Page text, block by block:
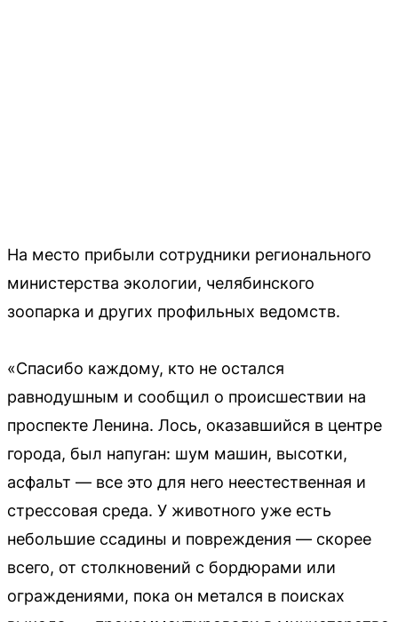
На место прибыли сотрудники регионального
министерства экологии, челябинского
зоопарка и других профильных ведомств.
«Спасибо каждому, кто не остался
равнодушным и сообщил о происшествии на
проспекте Ленина. Лось, оказавшийся в центре
города, был напуган: шум машин, высотки,
асфальт — все это для него неестественная и
стрессовая среда. У животного уже есть
небольшие ссадины и повреждения — скорее
всего, от столкновений с бордюрами или
ограждениями, пока он метался в поисках